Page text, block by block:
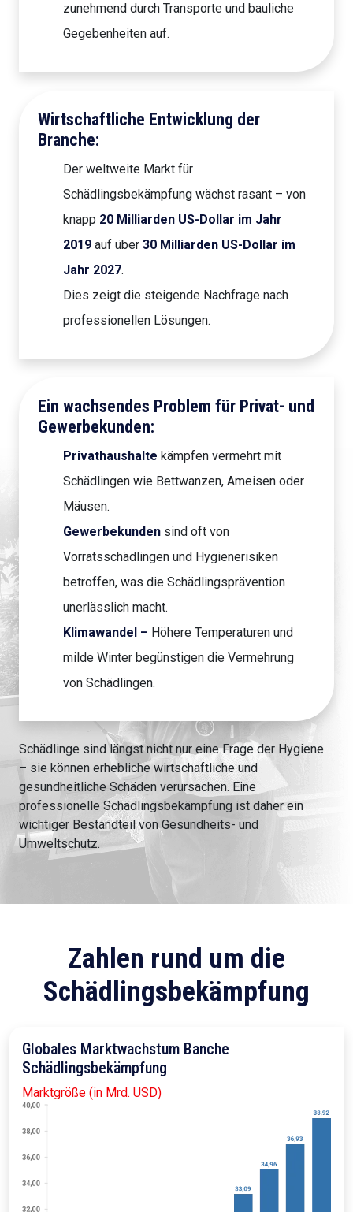
zunehmend durch Transporte und bauliche
Gegebenheiten auf.
Wirtschaftliche Entwicklung der
Branche:
Der weltweite Markt für
Schädlingsbekämpfung wächst rasant – von
knapp 20 Milliarden US-Dollar im Jahr
2019 auf über 30 Milliarden US-Dollar im
Jahr 2027.
Dies zeigt die steigende Nachfrage nach
professionellen Lösungen.
Ein wachsendes Problem für Privat- und
Gewerbekunden:
Privathaushalte kämpfen vermehrt mit
Schädlingen wie Bettwanzen, Ameisen oder
Mäusen.
Gewerbekunden sind oft von
Vorratsschädlingen und Hygienerisiken
betroffen, was die Schädlingsprävention
unerlässlich macht.
Klimawandel – Höhere Temperaturen und
milde Winter begünstigen die Vermehrung
von Schädlingen.
Schädlinge sind längst nicht nur eine Frage der Hygiene
– sie können erhebliche wirtschaftliche und
gesundheitliche Schäden verursachen. Eine
professionelle Schädlingsbekämpfung ist daher ein
wichtiger Bestandteil von Gesundheits- und
Umweltschutz.
Zahlen rund um die
Schädlingsbekämpfung
Globales Marktwachstum Banche
Schädlingsbekämpfung
Marktgröße (in Mrd. USD)